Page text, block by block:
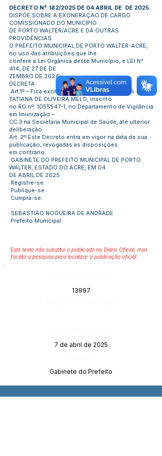
DECRETO Nº 182/2025 DE 04 ABRIL DE DE 2025.
DISPÕE SOBRE A EXONERAÇÃO DE CARGO
COMISSIONADO DO MUNICÍPIO
DE PORTO WALTER/ACRE E DÁ OUTRAS
PROVIDÊNCIAS.
O PREFEITO MUNICIPAL DE PORTO WALTER-ACRE,
no uso das atribuições que lhe
confere a Lei Orgânica deste Município, e LEI N°
414, DE 27 DE DE
ZEMBRO DE 2024.
DECRETA:
Art.1º – Fica exonerado (a) senhor (a), MARIA
TATIANA DE OLIVEIRA MELO, inscrito
no RG nº: 1055547-1, no Departamento de Vigilância
em Imunização –
CC 3 na Secretaria Municipal de Saúde, até ulterior
deliberação.
Art. 2º Este Decreto entra em vigor na data de sua
publicação, revogadas as disposições
em contrário.
GABINETE DO PREFEITO MUNICIPAL DE PORTO
WALTER, ESTADO DO ACRE, EM 04
DE ABRIL DE 2025
Registre-se.
Publique-se.
Cumpra-se.
SEBASTIÃO NOGUEIRA DE ANDRADE
Prefeito Municipal
Este texto não substitui o publicado no Diário Oficial, mas
facilita a pesquisa para localizar a publicação oficial.
13997
7 de abril de 2025
Gabinete do Prefeito